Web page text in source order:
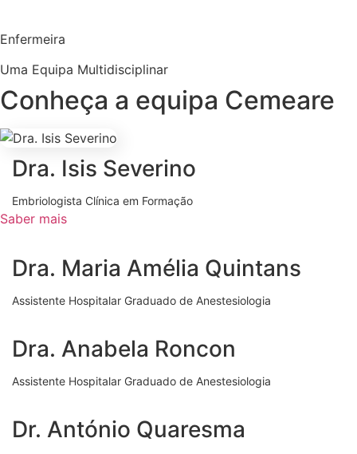
Enfermeira
Uma Equipa Multidisciplinar
Conheça a equipa Cemeare
Dra. Isis Severino
Embriologista Clínica em Formação
Saber mais
Dra. Maria Amélia Quintans
Assistente Hospitalar Graduado de Anestesiologia
Dra. Anabela Roncon
Assistente Hospitalar Graduado de Anestesiologia
Dr. António Quaresma